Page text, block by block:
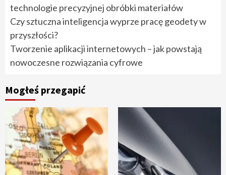
technologie precyzyjnej obróbki materiałów
Czy sztuczna inteligencja wyprze pracę geodety w
przyszłości?
Tworzenie aplikacji internetowych – jak powstają
nowoczesne rozwiązania cyfrowe
Mogłeś przegapić